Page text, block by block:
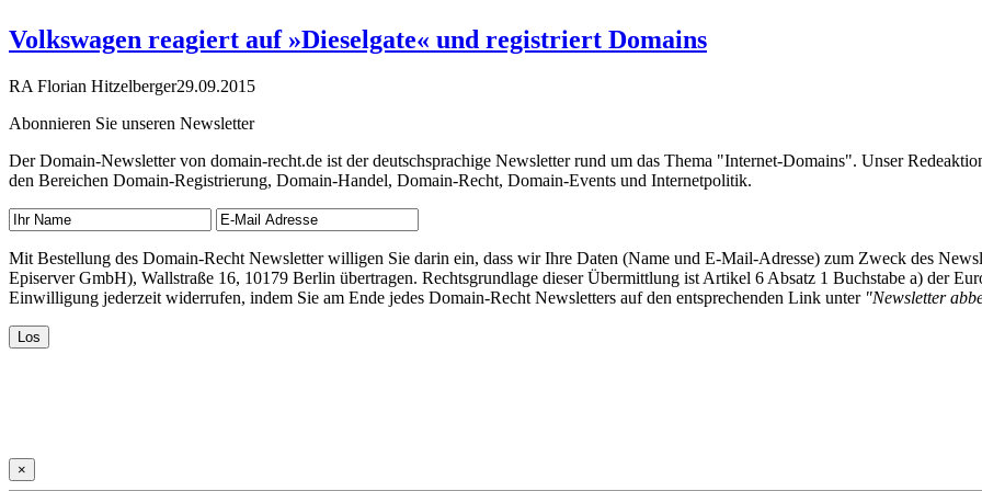
Volkswagen reagiert auf »Dieselgate« und registriert Domains
RA Florian Hitzelberger29.09.2015
Abonnieren Sie unseren Newsletter
Der Domain-Newsletter von domain-recht.de ist der deutschsprachige Newsletter rund um das Thema "Internet-Domains". Unser
den Bereichen Domain-Registrierung, Domain-Handel, Domain-Recht, Domain-Events und Internetpolitik.
Mit Bestellung des Domain-Recht Newsletter willigen Sie darin ein, dass wir Ihre Daten (Name und E-Mail-Adresse) zum Zweck des
Episerver GmbH), Wallstraße 16, 10179 Berlin übertragen. Rechtsgrundlage dieser Übermittlung ist Artikel 6 Absatz 1 Buchstabe a) der
Einwilligung jederzeit widerrufen, indem Sie am Ende jedes Domain-Recht Newsletters auf den entsprechenden Link unter "Newsletter
×